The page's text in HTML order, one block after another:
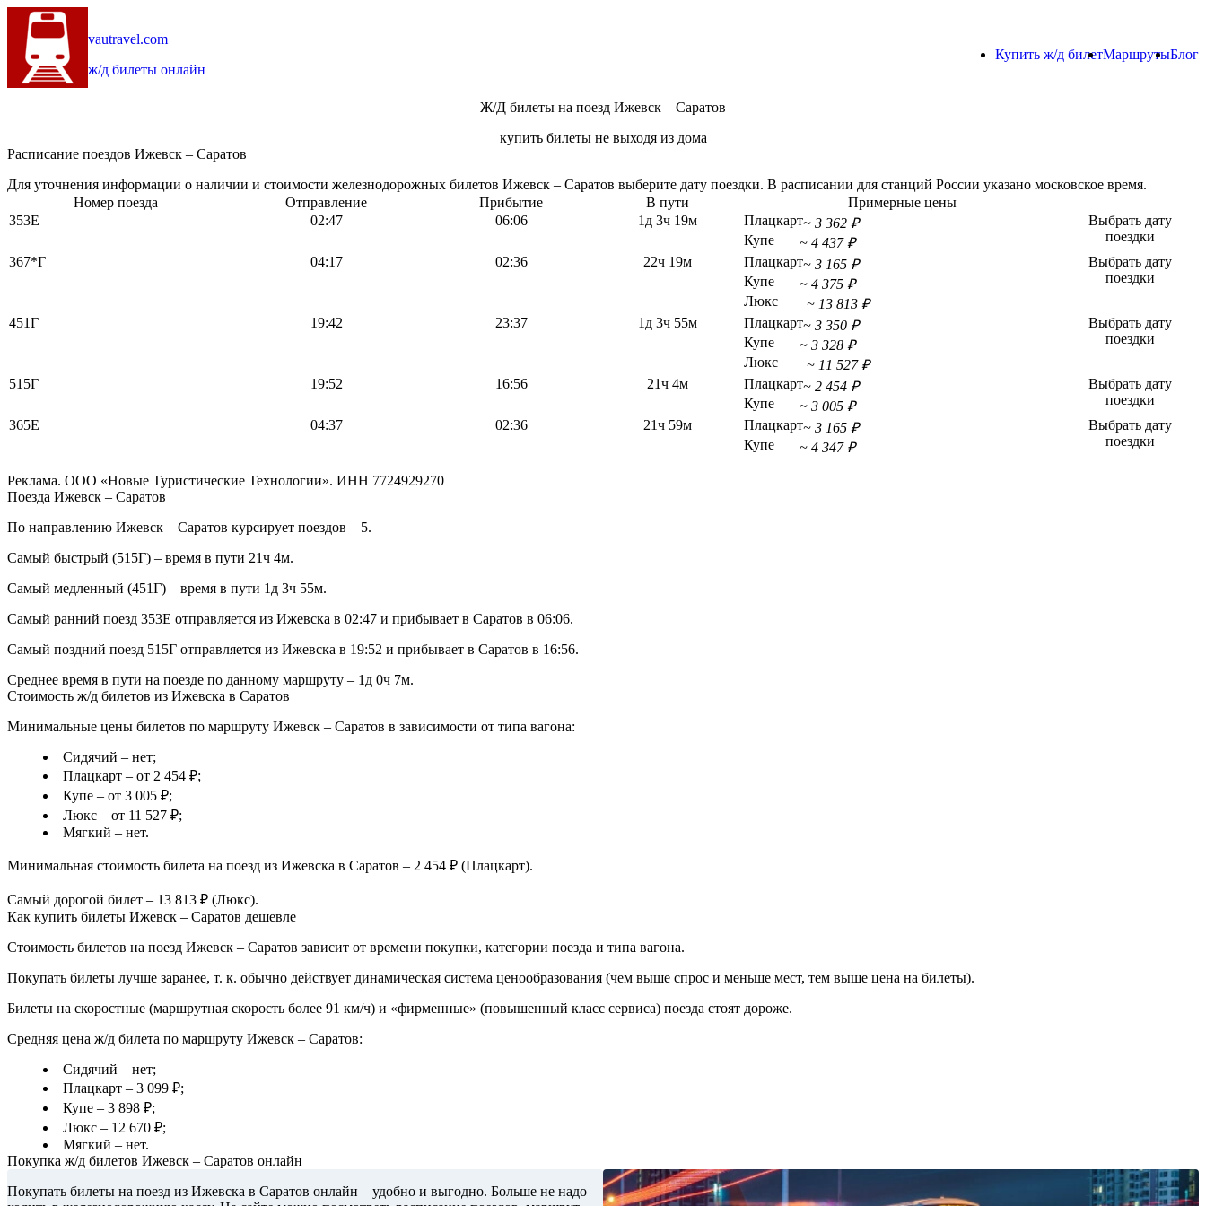
vautravel.com
ж/д билеты онлайн
Купить ж/д билетМаршрутыБлог
Ж/Д билеты на поезд Ижевск – Саратов
купить билеты не выходя из дома
Расписание поездов Ижевск – Саратов
Для уточнения информации о наличии и стоимости железнодорожных билетов Ижевск – Саратов выберите дату поездки. В расписании для станций России указано московское время.
Номер поезда
Отправление Прибытие В пути
Примерные цены
353Е
02:47 06:06 1д 3ч 19м Плацкарт~ 3 362 ₽
Купе
~ 4 437 ₽
Выбрать дату
поездки
367*Г
04:17 02:36 22ч 19м Плацкарт~ 3 165 ₽
Купе
~ 4 375 ₽
Люкс
~ 13 813 ₽
Выбрать дату
поездки
451Г 19:42 23:37 1д 3ч 55м Плацкарт~ 3 350 ₽
Купе
~ 3 328 ₽
Люкс
~ 11 527 ₽
Выбрать дату
поездки
515Г 19:52 16:56 21ч 4м Плацкарт~ 2 454 ₽
Купе
~ 3 005 ₽
Выбрать дату
поездки
365Е
04:37 02:36 21ч 59м Плацкарт~ 3 165 ₽
Купе
~ 4 347 ₽
Выбрать дату
поездки
Реклама. ООО «Новые Туристические Технологии». ИНН 7724929270
Поезда Ижевск – Саратов
По направлению Ижевск – Саратов курсирует поездов – 5.
Самый быстрый (515Г) – время в пути 21ч 4м.
Самый медленный (451Г) – время в пути 1д 3ч 55м.
Самый ранний поезд 353Е отправляется из Ижевска в 02:47 и прибывает в Саратов в 06:06.
Самый поздний поезд 515Г отправляется из Ижевска в 19:52 и прибывает в Саратов в 16:56.
Среднее время в пути на поезде по данному маршруту – 1д 0ч 7м.
Стоимость ж/д билетов из Ижевска в Саратов
Минимальные цены билетов по маршруту Ижевск – Саратов в зависимости от типа вагона:
Сидячий – нет;
Плацкарт – от 2 454 ₽;
Купе – от 3 005 ₽;
Люкс – от 11 527 ₽;
Мягкий – нет.
Минимальная стоимость билета на поезд из Ижевска в Саратов – 2 454 ₽ (Плацкарт).
Самый дорогой билет – 13 813 ₽ (Люкс).
Как купить билеты Ижевск – Саратов дешевле
Стоимость билетов на поезд Ижевск – Саратов зависит от времени покупки, категории поезда и типа вагона.
Покупать билеты лучше заранее, т. к. обычно действует динамическая система ценообразования (чем выше спрос и меньше мест, тем выше цена на билеты).
Билеты на скоростные (маршрутная скорость более 91 км/ч) и «фирменные» (повышенный класс сервиса) поезда стоят дороже.
Средняя цена ж/д билета по маршруту Ижевск – Саратов:
Сидячий – нет;
Плацкарт – 3 099 ₽;
Купе – 3 898 ₽;
Люкс – 12 670 ₽;
Мягкий – нет.
Покупка ж/д билетов Ижевск – Саратов онлайн
Покупать билеты на поезд из Ижевска в Саратов онлайн – удобно и выгодно. Больше не надо